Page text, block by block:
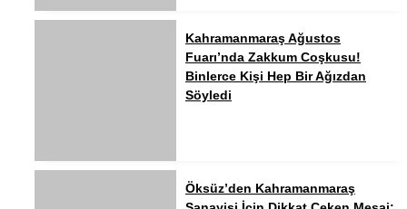
Kahramanmaraş Ağustos
Fuarı’nda Zakkum Coşkusu!
Binlerce Kişi Hep Bir Ağızdan
Söyledi
Öksüz’den Kahramanmaraş